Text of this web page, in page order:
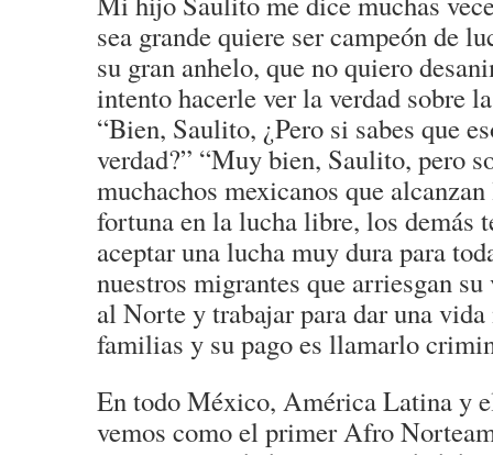
sea grande quiere ser campeón de
su gran anhelo, que no quiero
intento hacerle ver la verdad sobre
“Bien, Saulito, ¿Pero si sabes que
verdad?” “Muy bien, Saulito, pero
muchachos mexicanos que
fortuna en la lucha libre, los demás
aceptar una lucha muy dura para
nuestros migrantes que arriesgan
al Norte y trabajar para dar una
familias y su pago es llamarlo
En todo México, América Latina y
vemos como el primer Afro